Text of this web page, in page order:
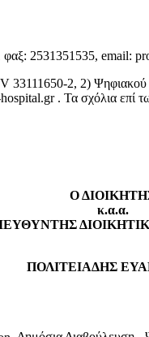
2531351535, email:
2, 2) Ψηφιακού
. Τα σχόλια επί
Ο
κ.α.α.
ΠΟΛΙΤΕΙΑΔΗΣ